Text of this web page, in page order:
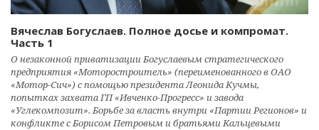
Вячеслав Богуслаев. Полное досье и компромат.
Часть 1
О незаконной приватизации Богуслаевым стратегического
предприятия «Моторостроитель» (переименованного в ОАО
«Мотор-Сич») с помощью президента Леонида Кучмы,
попытках захвата ГП «Ивченко-Прогресс» и завода
«Углекомпозит». Борьбе за власть внутри «Партии Регионов» и
конфликте с Борисом Петровым и братьями Кальцевыми